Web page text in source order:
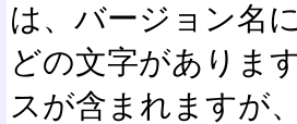
は、バージョン名
どの文字がありま
スが含まれますが